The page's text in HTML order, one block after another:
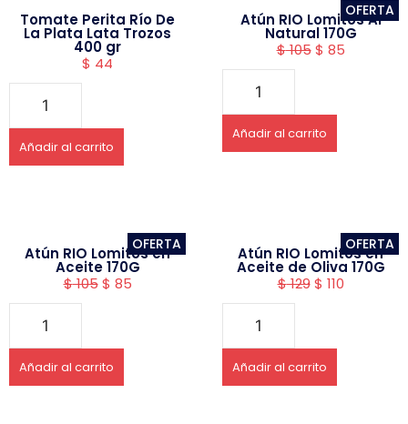
Tomate Perita Río De
La Plata Lata Trozos
400 gr
$ 44
Añadir al carrito
OFERTA
Atún RIO Lomitos Al
Natural 170G
$105 $ 85
Añadir al carrito
OFERTA
Atún RIO Lomitos en
Aceite 170G
$105 $ 85
Añadir al carrito
OFERTA
Atún RIO Lomitos en
Aceite de Oliva 170G
$129 $ 110
Añadir al carrito